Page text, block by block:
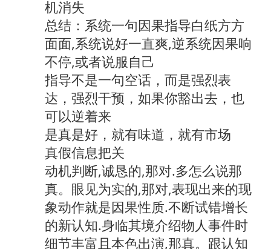
机消失
总结：系统一句因果指导白纸方方
面面,系统说好一直爽,逆系统因果响
不停,或者说服自己
指导不是一句空话，而是强烈表
达，强烈干预，如果你豁出去，也
可以逆着来
是真是好，就有味道，就有市场
真假信息把关
动机判断,诚恳的,那对.多怎么说那
真。眼见为实的,那对,表现出来的现
象动作就是因果性质.不断试错增长
的新认知.身临其境介绍物人事件时
细节丰富且本色出演,那真。跟认知